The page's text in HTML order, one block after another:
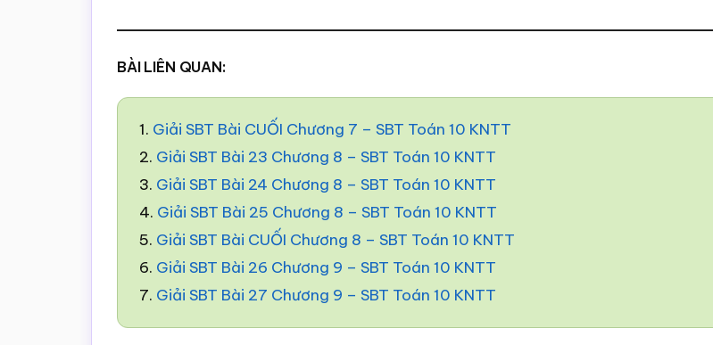
BÀI LIÊN QUAN:
1. Giải SBT Bài CUỐI Chương 7 – SBT Toán 10 KNTT
2. Giải SBT Bài 23 Chương 8 – SBT Toán 10 KNTT
3. Giải SBT Bài 24 Chương 8 – SBT Toán 10 KNTT
4. Giải SBT Bài 25 Chương 8 – SBT Toán 10 KNTT
5. Giải SBT Bài CUỐI Chương 8 – SBT Toán 10 KNTT
6. Giải SBT Bài 26 Chương 9 – SBT Toán 10 KNTT
7. Giải SBT Bài 27 Chương 9 – SBT Toán 10 KNTT